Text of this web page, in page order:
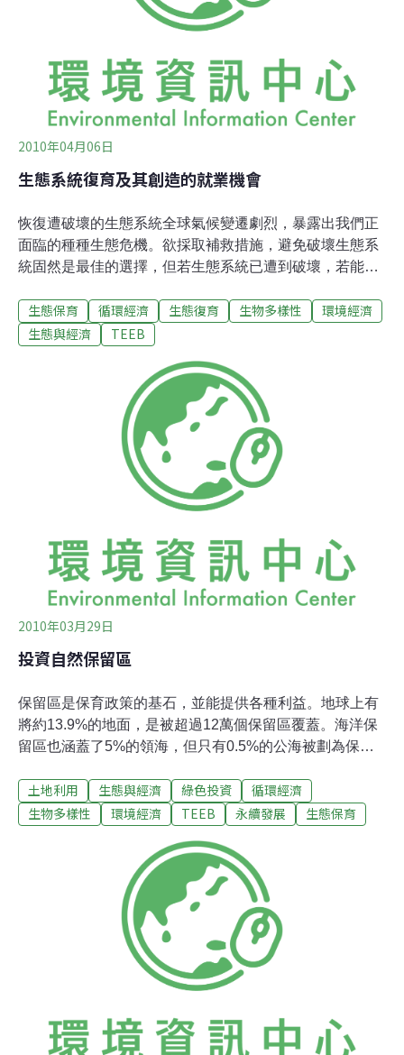
入來源。TEEB的期中報告強調了持續性貧窮，和生物多
2010年04月06日
生態系統復育及其創造的就業機會
恢復遭破壞的生態系統全球氣候變遷劇烈，暴露出我們正
面臨的種種生態危機。欲採取補救措施，避免破壞生態系
統固然是最佳的選擇，但若生態系統已遭到破壞，若能適
根據TEEB在2009年出版的氣候變遷特集，復育紅樹林能
對社會帶來的回饋效益，最高可達40%，復育熱帶森林的
系統的回饋比例這麼高，但是要進行這類計畫需要高額的
投資，投資金額會因生態系統與破壞程度的差異而不同，
而且光是事前的評估作業可能就所費不貲。除了巨額的投
資外，另一個要注意的層面是預期效益。復育生態系統可
能會損及私人利益，因此政府與公共預算的角色就非常重
要，必須有政府的強力支持，並協調這類復育計畫會影響
到各類當事人，才能使復育計畫成功。鹹海就是個典型的
復育計畫才因而成功。
生態保育 循環經濟 生態復育 生物多樣性
環境經濟
生態與經濟
TEEB
2010年03月29日
投資自然保留區
保留區是保育政策的基石，並能提供各種利益。地球上有
將約13.9%的地面，是被超過12萬個保留區覆蓋。海洋保
留區也涵蓋了5%的領海，但只有0.5%的公海被劃為保留
區也會讓當地人獲益。全球有超過十億的人，依靠保留區
維生，例如從保留區獲得糧食與燃料。因此，若是能投資
能提供不同層級的自然利益：在地的、國家級的、全球性
的(見表二)。保留區所帶來的利益，遠遠高於維護保留區
的成本，而且遠高於將保留區改為農地等集約土地利用方
式帶來的效益(見圖二)。保留區如何帶來利益：特定的案
例在巴西亞馬遜河地帶的保留區帶來的地方與國家層級利
益，比將保留區用於小型農作用地所帶來的獲益，還高出
50%。相較於將土地轉用於畜牧或公園用地，維護保留區
Ream國家公園，在有效的保護措施基
土地利用 生態與經濟 綠色投資
循環經濟
生物多樣性
環境經濟 TEEB 永續發展 生態保育